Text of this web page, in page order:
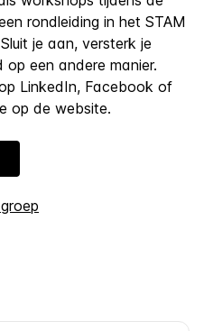
rondleiding in het STAM
je aan, versterk je
een andere manier.
LinkedIn, Facebook of
op de website.